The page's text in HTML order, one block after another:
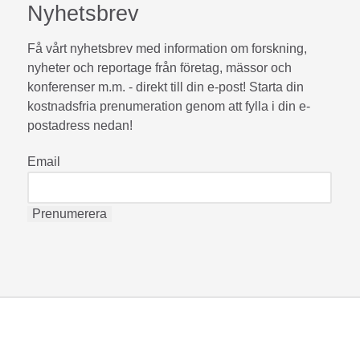
Nyhetsbrev
Få vårt nyhetsbrev med information om forskning,
nyheter och reportage från företag, mässor och
konferenser m.m. - direkt till din e-post! Starta din
kostnadsfria prenumeration genom att fylla i din e-
postadress nedan!
Email